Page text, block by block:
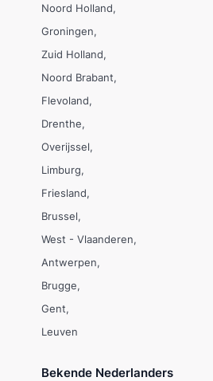
Noord Holland
Groningen
Zuid Holland
Noord Brabant
Flevoland
Drenthe
Overijssel
Limburg
Friesland
Brussel
West - Vlaanderen
Antwerpen
Brugge
Gent
Leuven
Bekende Nederlanders